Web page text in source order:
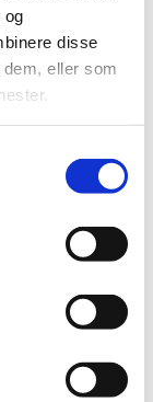
og
disse
eller som